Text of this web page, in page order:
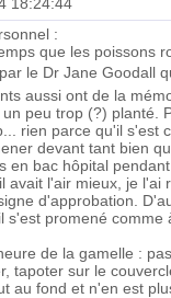
:
que les poissons
le Dr Jane Goodall
aussi ont de la
peu trop (?) planté.
rien parce qu'il s'est
devant tant bien
en bac hôpital
avait l'air mieux, je
d'approbation.
s'est promené comme
de la gamelle :
tapoter sur le
au fond et n'en est